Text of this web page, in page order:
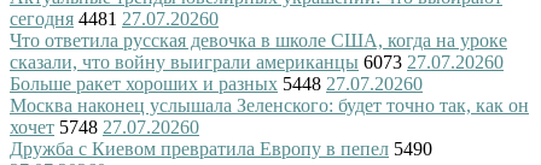
сегодня 4481 27.07.20260
Что ответила русская девочка в школе США, когда на уроке
сказали, что войну выиграли американцы 6073 27.07.20260
Больше ракет хороших и разных 5448 27.07.20260
Москва наконец услышала Зеленского: будет точно так, как он
хочет 5748 27.07.20260
Дружба с Киевом превратила Европу в пепел 5490